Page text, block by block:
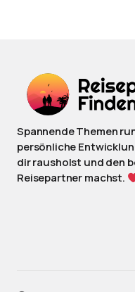
Spannende Themen
persönliche
dir rausholst und den
Reisepartner machst.